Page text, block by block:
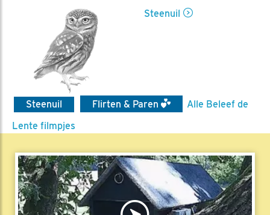
Steenuil
Steenuil Flirten & Paren
Alle Beleef de
Lente filmpjes